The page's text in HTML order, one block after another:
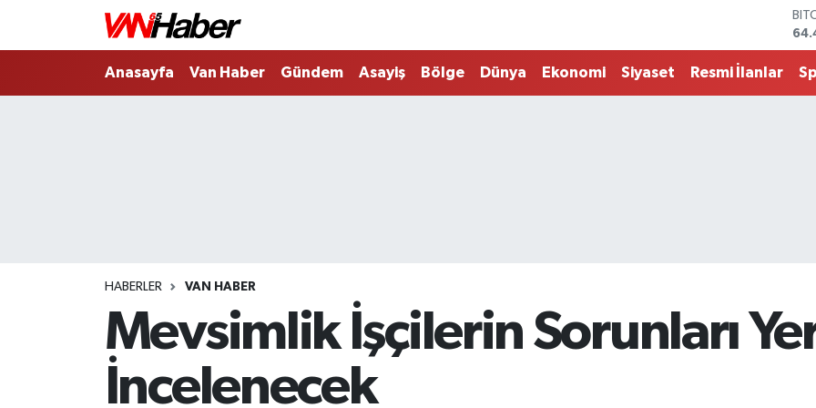
Anasayfa Van Haber Gündem Asayiş Bölge Dünya Ekonomi Siyaset Resmi İlanlar
HABERLER VAN HABER
Mevsimlik İşçilerin Sorunları
İncelenecek
Nöbetçi Eczaneler
Haber Arşivi